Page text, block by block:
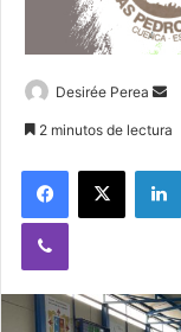
Desirée Perea
m
a
2 minutos de lectura